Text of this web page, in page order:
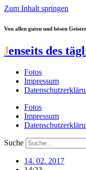
Zum Inhalt springen
Von allen guten und bösen
Jenseits des
Fotos
Impressum
Fotos
Impressum
Suche
14. 02. 2017